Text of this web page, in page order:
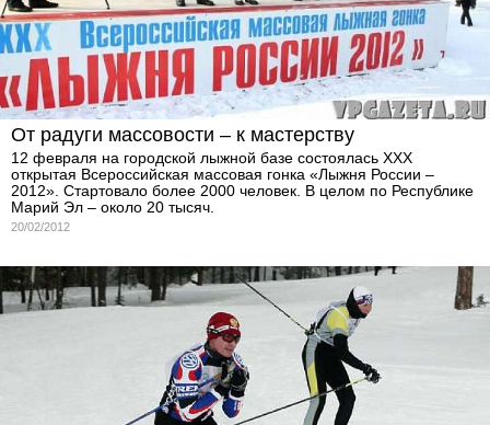
От радуги массовости – к мастерству
12 февраля на городской лыжной базе состоялась XXX
открытая Всероссийская массовая гонка «Лыжня России –
2012». Стартовало более 2000 человек. В целом по Республике
Марий Эл – около 20 тысяч.
20/02/2012